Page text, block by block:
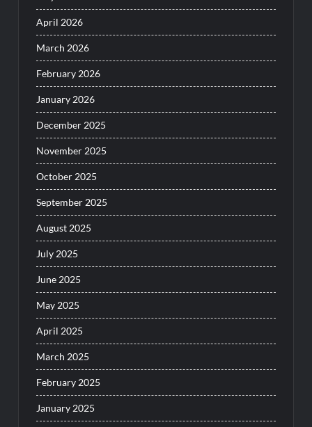
April 2026
March 2026
February 2026
January 2026
December 2025
November 2025
October 2025
September 2025
August 2025
July 2025
June 2025
May 2025
April 2025
March 2025
February 2025
January 2025